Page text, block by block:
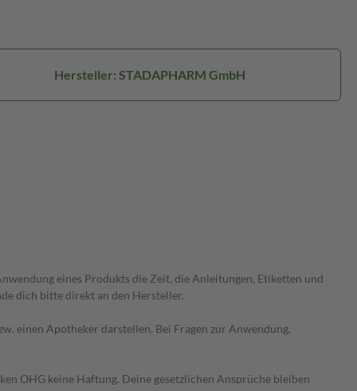
Hersteller: STADAPHARM GmbH
eines Produkts die Zeit, die Anleitungen, Etiketten und
dich bitte direkt an den Hersteller.
einen Apotheker darstellen. Bei Fragen zur Anwendung,
OHG keine Haftung. Deine gesetzlichen Ansprüche bleiben